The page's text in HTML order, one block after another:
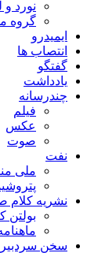
نورد و
گروه
ایمیدرو
انتصاب ها
گفتگو
یادداشت
چندرسانه
فیلم
عکس
صوت
نفت
ملی
نشریه کلام
بولتن
سخن سردبیر